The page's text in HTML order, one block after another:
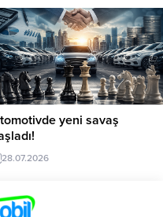
yeni savaş
28.07.2026